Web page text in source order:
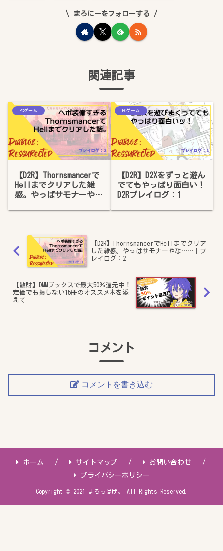
まろにーをフォローする
関連記事
PCゲーム
【D2R】Thornsmancerで
Hellまでクリアした雑
感。やっぱサモナーや
PCゲーム
【D2R】D2Xをずっと遊ん
でてもやっぱり面白い！
D2Rプレイログ：1
【D2R】ThornsmancerでHellまでクリア
した雑感。やっぱサモナーやな……｜プ
レイログ：2
【散財】DMMブックスで最大50％還元中！
定価でも損しない15冊のオススメ本を添
えて
コメント
コメントを書き込む
ホーム サイトマップ
お問い合わせ
プライバシーポリシー
Copyright © 2021 まろっぱげ。 All Rights Reserved.